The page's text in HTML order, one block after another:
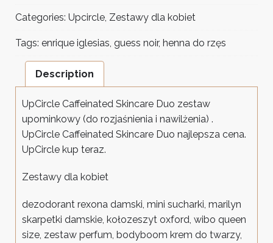
Categories: Upcircle Zestawy dla kobiet
Tags: enrique iglesias guess noir, henna do rzęs
Description
UpCircle Caffeinated Skincare Duo zestaw
upominkowy (do rozjaśnienia i nawilżenia) .
UpCircle Caffeinated Skincare Duo najlepsza cena.
UpCircle kup teraz.
Zestawy dla kobiet
dezodorant rexona damski, mini sucharki, marilyn
skarpetki damskie, kołozeszyt oxford, wibo queen
size, zestaw perfum, bodyboom krem do twarzy,